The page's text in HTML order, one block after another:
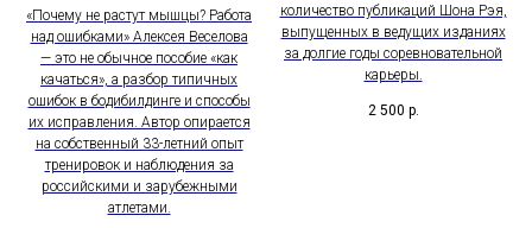
«Почему не растут мышцы? Работа
над ошибками» Алексея Веселова
— это не обычное пособие «как
качаться», а разбор типичных
ошибок в бодибилдинге и способы
их исправления. Автор опирается
на собственный 33-летний опыт
тренировок и наблюдения за
российскими и зарубежными
атлетами.
количество публикаций Шона Рэя,
выпущенных в ведущих изданиях
за долгие годы соревновательной
карьеры.
2 500 р.